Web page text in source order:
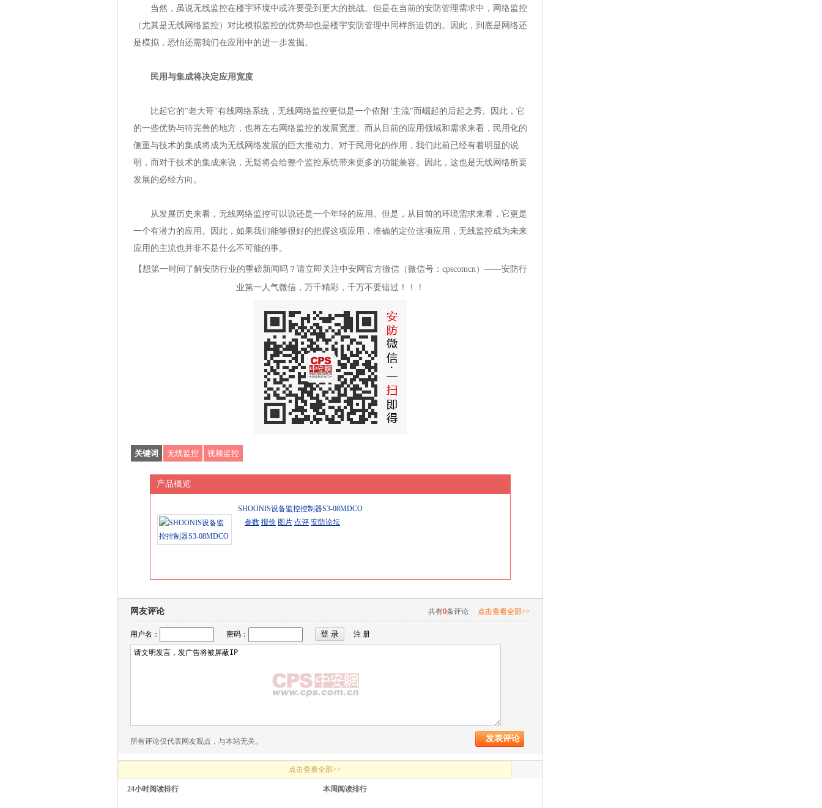
当然，虽说无线监控在楼宇环境中或许要受到更大的挑战。但是在当前的安防管理需求中，网络监控
（尤其是无线网络监控）对比模拟监控的优势却也是楼宇安防管理中同样所迫切的。因此，到底是网络还
是模拟，恐怕还需我们在应用中的进一步发掘。
民用与集成将决定应用宽度
比起它的"老大哥"有线网络系统，无线网络监控更似是一个依附"主流"而崛起的后起之秀。因此，它
的一些优势与待完善的地方，也将左右网络监控的发展宽度。而从目前的应用领域和需求来看，民用化的
侧重与技术的集成将成为无线网络发展的巨大推动力。对于民用化的作用，我们此前已经有着明显的说
明，而对于技术的集成来说，无疑将会给整个监控系统带来更多的功能兼容。因此，这也是无线网络所要
发展的必经方向。
从发展历史来看，无线网络监控可以说还是一个年轻的应用。但是，从目前的环境需求来看，它更是
一个有潜力的应用。因此，如果我们能够很好的把握这项应用，准确的定位这项应用，无线监控成为未来
应用的主流也并非不是什么不可能的事。
【想第一时间了解安防行业的重磅新闻吗？请立即关注中安网官方微信（微信号：cpscomcn）——安防行
业第一人气微信，万千精彩，千万不要错过！！！
关键词 无线监控 视频监控
产品概览
SHOONIS设备监控控制器S3-08MDCO
参数 报价 图片 点评 安防论坛
网友评论 共有0条评论 点击查看全部>>
用户名： 密码： 注 册
所有评论仅代表网友观点，与本站无关。
点击查看全部>>
24小时阅读排行 本周阅读排行